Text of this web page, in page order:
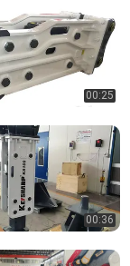
00:25
00:36